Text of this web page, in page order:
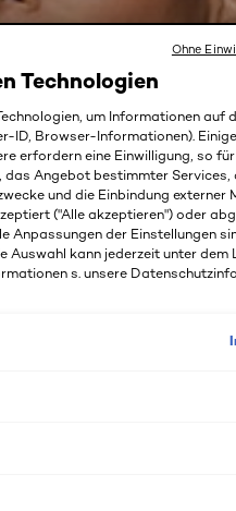
am Abend eignen sich die
mit einem Primer auf
und das
Ihre Lippen optimal
Lipliner, die sich
ups. Um Ihren Lippen-
bereit, die mit
hinaus sind Lipliner und
Glanz auf Ihren Lippen
auch auf einem Lippenstift
von L’Oréal
Technologien
um Informationen auf
ID, Browser-Informationen).
erfordern eine Einwilligung, so
Angebot bestimmter Services,
und die Einbindung externer
("Alle akzeptieren") oder
Anpassungen der Einstellungen
Auswahl kann jederzeit unter dem
s. unsere
Ohne